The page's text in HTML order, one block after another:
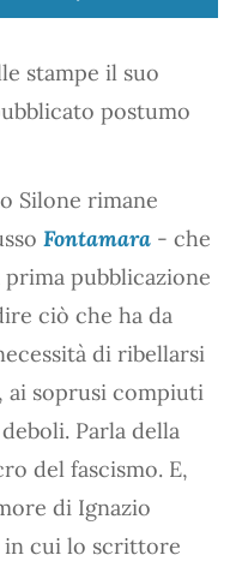
stampe il suo
postumo
Silone rimane
Fontamara - che
prima pubblicazione
ciò che ha da
di ribellarsi
ai soprusi compiuti
Parla della
del fascismo. E,
di Ignazio
in cui lo scrittore